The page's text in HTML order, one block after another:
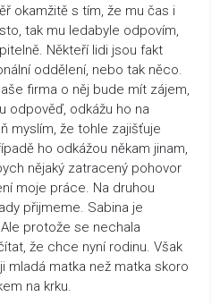
okamžitě s tím, že mu čas i
tak mu ledabyle odpovím,
Někteří lidi jsou fakt
oddělení, nebo tak něco.
firma o něj bude mít zájem,
odpověď, odkážu ho na
myslím, že tohle zajišťuje
ho odkážou někam jinam,
nějaký zatracený pohovor
moje práce. Na druhou
přijmeme. Sabina je
protože se nechala
že chce nyní rodinu. Však
mladá matka než matka skoro
na krku.